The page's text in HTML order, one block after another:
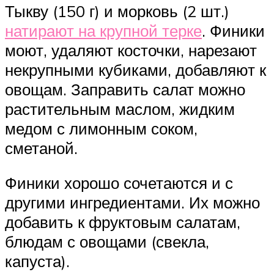
Тыкву (150 г) и морковь (2 шт.)
натирают на крупной терке. Финики
моют, удаляют косточки, нарезают
некрупными кубиками, добавляют к
овощам. Заправить салат можно
растительным маслом, жидким
медом с лимонным соком,
сметаной.
Финики хорошо сочетаются и с
другими ингредиентами. Их можно
добавить к фруктовым салатам,
блюдам с овощами (свекла,
капуста).